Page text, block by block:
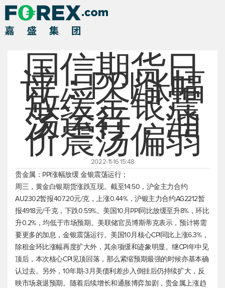
国信期货日
评：PPI涨幅
放缓金银震
荡运行，油
价震荡偏弱
2022-11-16 15:48
贵金属：PPI涨幅放缓 金银震荡运行；
周三，黄金白银期货涨跌互现。截至14:50，沪金主力合约
AU2302暂报407.20元/克，上涨0.44%，沪银主力合约AG2212暂
报4918元/千克，下跌0.59%。美国10月PPI同比放缓至升8%，环比
升0.2%，均低于市场预期。美联储官员博斯蒂克表示，预计将需
要更多的加息，金银震荡运行。美国10月核心CPI同比上涨6.3%，
除租金环比涨幅再度扩大外，其余项缓和迹象明显。继CPI年中见
顶后，本次核心CPI见顶回落，那么紧缩预期最强的时候亦基本确
认过去。另外，10年期-3月美债利差步入倒挂后仍持续扩大，反
映市场衰退预期。随着后续增长和通胀博弈加剧，贵金属上涨趋